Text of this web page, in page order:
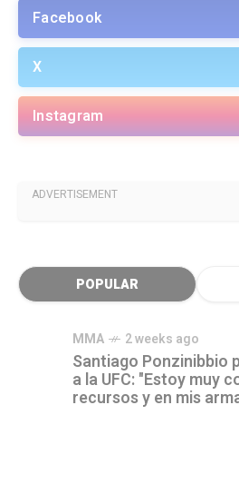
Facebook
X
Instagram
ADVERTISEMENT
POPULAR
MMA 2 weeks ago
Santiago Ponzinibbio
a la UFC: "Estoy muy
recursos y en mis